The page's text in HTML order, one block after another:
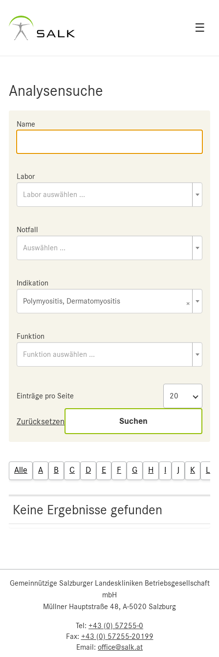
☰
Analysensuche
Name
Labor
Labor auswählen ...
Notfall
Auswählen ...
Indikation
×
Polymyositis, Dermatomyositis
Funktion
Funktion auswählen ...
Einträge pro Seite
Zurücksetzen Suchen
Alle A B C D E F G H I J K L
Keine Ergebnisse gefunden
Gemeinnützige Salzburger Landeskliniken Betriebsgesellschaft
mbH
Müllner Hauptstraße 48, A-5020 Salzburg
Tel: +43 (0) 57255-0
Fax: +43 (0) 57255-20199
Email: office@salk.at